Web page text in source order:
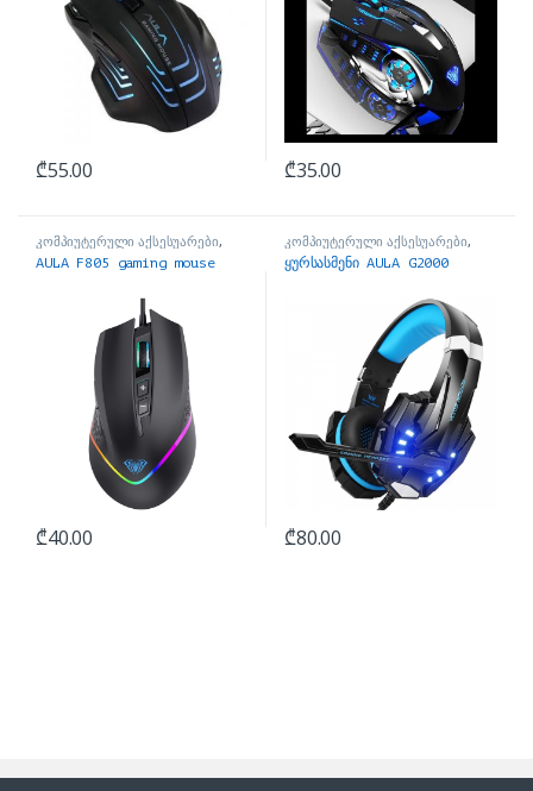
₾55.00 ₾35.00
კომპიუტერული აქსესუარები,
მაუსები
AULA F805 gaming mouse
₾40.00
კომპიუტერული აქსესუარები,
ყურსასმენები
ყურსასმენი AULA G2000
₾80.00